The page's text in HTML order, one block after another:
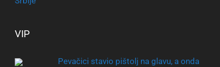
VIP
Pevačici stavio pištolj na glavu, a onda